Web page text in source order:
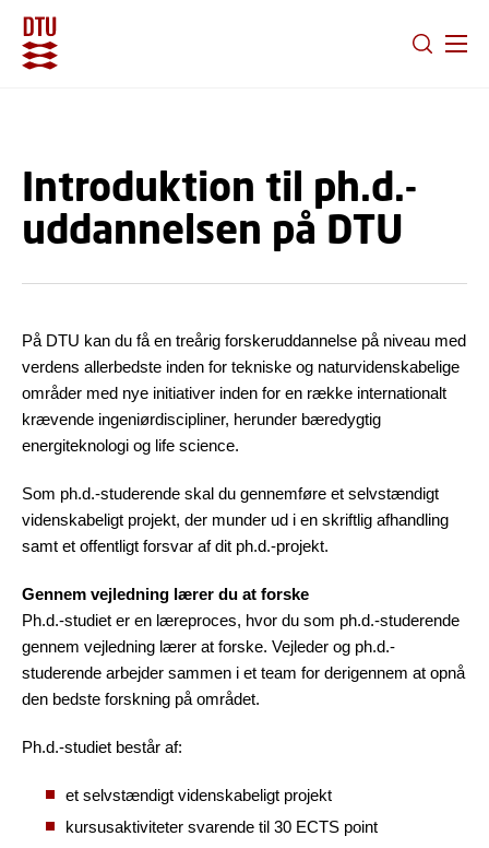
Introduktion til ph.d.-
uddannelsen på DTU
På DTU kan du få en treårig forskeruddannelse på niveau med
verdens allerbedste inden for tekniske og naturvidenskabelige
områder med nye initiativer inden for en række internationalt
krævende ingeniørdiscipliner, herunder bæredygtig
energiteknologi og life science.
Som ph.d.-studerende skal du gennemføre et selvstændigt
videnskabeligt projekt, der munder ud i en skriftlig afhandling
samt et offentligt forsvar af dit ph.d.-projekt.
Gennem vejledning lærer du at forske
Ph.d.-studiet er en læreproces, hvor du som ph.d.-studerende
gennem vejledning lærer at forske. Vejleder og ph.d.-
studerende arbejder sammen i et team for derigennem at opnå
den bedste forskning på området.
Ph.d.-studiet består af:
et selvstændigt videnskabeligt projekt
kursusaktiviteter svarende til 30 ECTS point